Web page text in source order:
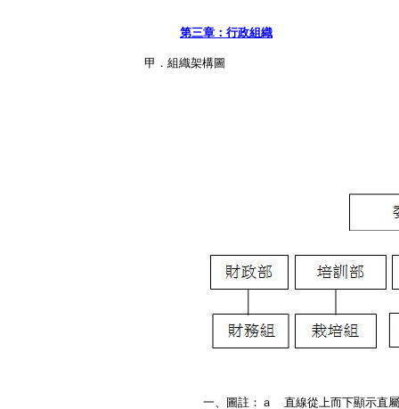
第三章：行政組織
甲．組織架構圖
一、圖註：ａ 直線從上而下顯示直屬